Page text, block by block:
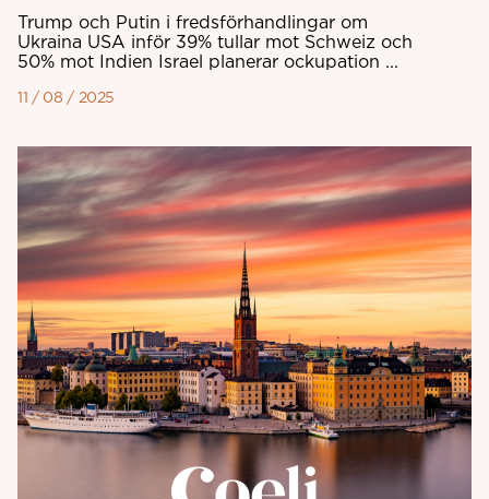
Trump och Putin i fredsförhandlingar om
Ukraina USA inför 39% tullar mot Schweiz och
50% mot Indien Israel planerar ockupation ...
11 / 08 / 2025